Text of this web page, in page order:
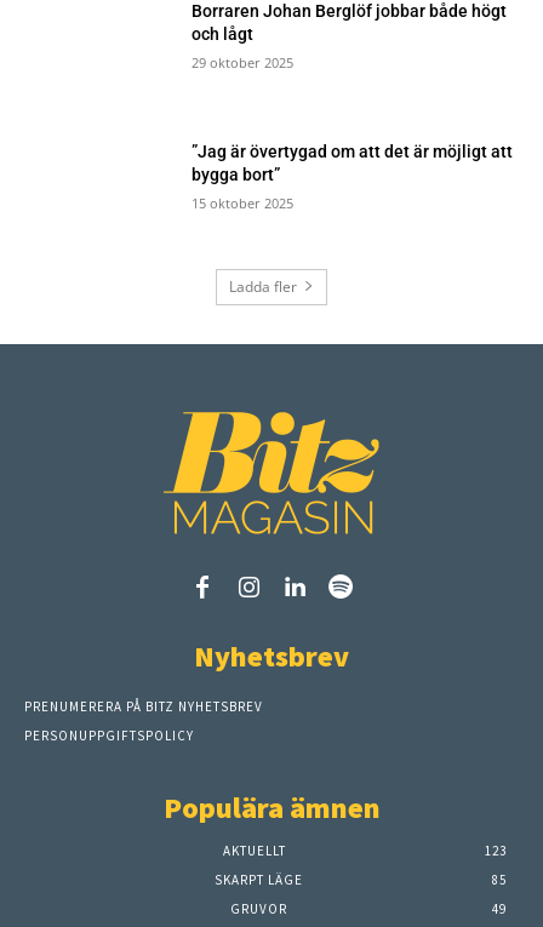
Borraren Johan Berglöf jobbar både högt
och lågt
29 oktober 2025
”Jag är övertygad om att det är möjligt att
bygga bort”
15 oktober 2025
Ladda fler
Nyhetsbrev
PRENUMERERA PÅ BITZ NYHETSBREV
PERSONUPPGIFTSPOLICY
Populära ämnen
AKTUELLT
123
SKARPT LÄGE
85
GRUVOR
49